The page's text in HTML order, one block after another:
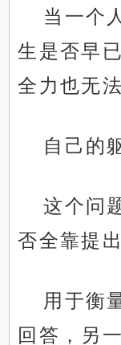
当一个
生是否早
全力也无
自己的
这个问
否全靠提
用于衡
回答，另